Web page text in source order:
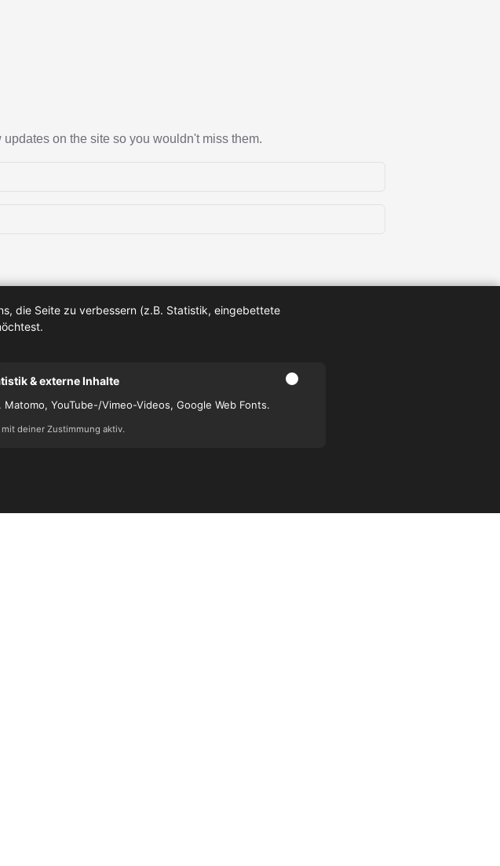
on the site so you wouldn't miss them.
die Seite zu verbessern (z.B. Statistik, eingebettete
& externe Inhalte
Matomo, YouTube-/Vimeo-Videos, Google Web Fonts.
mit deiner Zustimmung aktiv.